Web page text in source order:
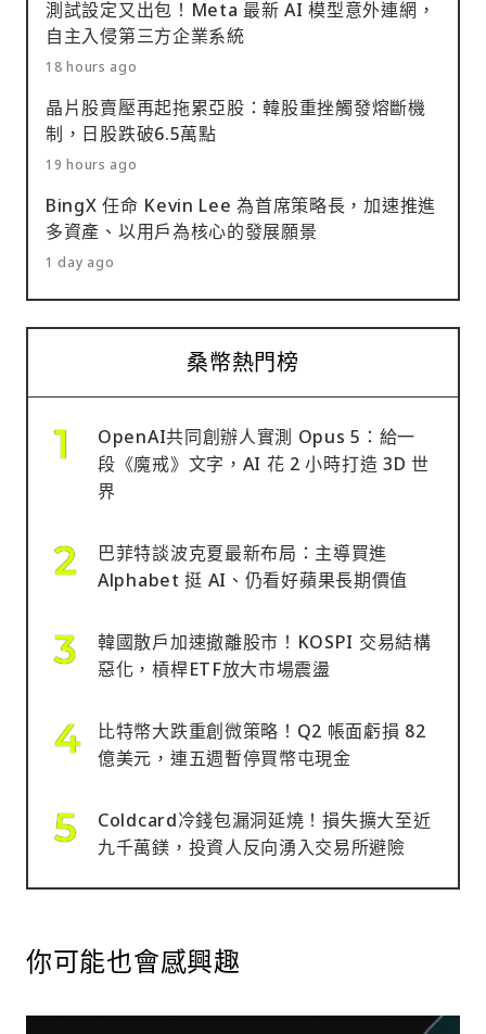
測試設定又出包！Meta 最新 AI 模型意外連網，
自主入侵第三方企業系統
18 hours ago
晶片股賣壓再起拖累亞股：韓股重挫觸發熔斷機
制，日股跌破6.5萬點
19 hours ago
BingX 任命 Kevin Lee 為首席策略長，加速推進
多資產、以用戶為核心的發展願景
1 day ago
桑幣熱門榜
OpenAI共同創辦人實測 Opus 5：給一
段《魔戒》文字，AI 花 2 小時打造 3D 世
界
巴菲特談波克夏最新布局：主導買進
Alphabet 挺 AI、仍看好蘋果長期價值
韓國散戶加速撤離股市！KOSPI 交易結構
惡化，槓桿ETF放大市場震盪
比特幣大跌重創微策略！Q2 帳面虧損 82
億美元，連五週暫停買幣屯現金
Coldcard冷錢包漏洞延燒！損失擴大至近
九千萬鎂，投資人反向湧入交易所避險
你可能也會感興趣